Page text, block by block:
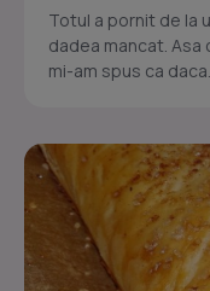
Totul a pornit de la
dadea mancat. Asa
mi-am spus ca